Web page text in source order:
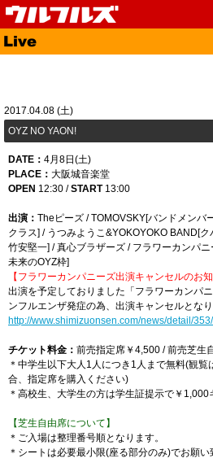
Top
Profile
Fanclub
Contact
2017.04.08 (土)
OYZ NO YAON!
DATE： 4月8日(土)
PLACE： 大阪城音楽堂
OPEN 12:30 /START13:00
出演： Theピーズ / TOMOVSKY[バンドメンバ
クラス] / うつみようこ&YOKOYOKO BAND[
竹安堅一] / 真心ブラザーズ / フラワーカンパ
未来のOYZ枠]
【フラワーカンパニーズ出演キャンセルのお知
出演を予定しておりました「フラワーカンパ
ンフルエンザ発症の為、出演キャンセルとなり
http://www.shimizuonsen.com/news/detail/353/
チケット料金： 前売指定席￥4,500 / 前売芝生
＊中学生以下大人1人につき1人まで無料(観
合、指定席を購入ください)
＊高校生、大学生の方は学生証提示で￥1,000
【芝生自由席について】
＊ご入場は整理番号順となります。
＊シートは必要最小限(座る部分のみ)でお願い